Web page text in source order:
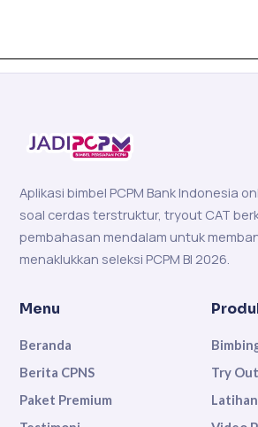
Aplikasi bimbel PCPM Bank Indonesia
soal cerdas terstruktur, tryout CAT
pembahasan mendalam untuk
menaklukkan seleksi PCPM BI 2026.
Menu
Beranda
Berita CPNS
Paket Premium
Try